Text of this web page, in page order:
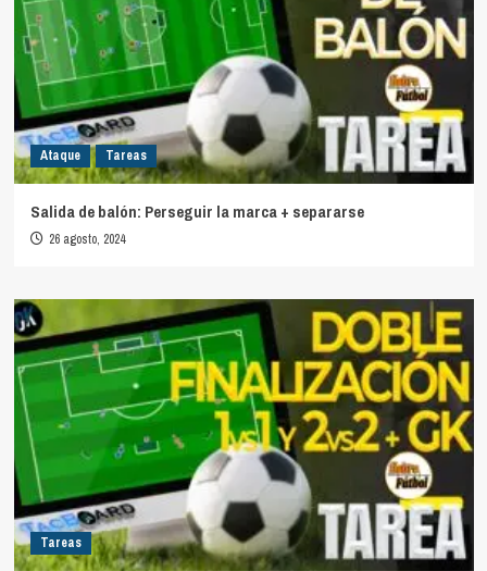
Ataque Tareas
Salida de balón: Perseguir la marca + separarse
26 agosto, 2024
Tareas